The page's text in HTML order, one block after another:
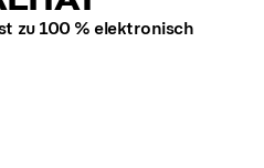
zu 100 % elektronisch